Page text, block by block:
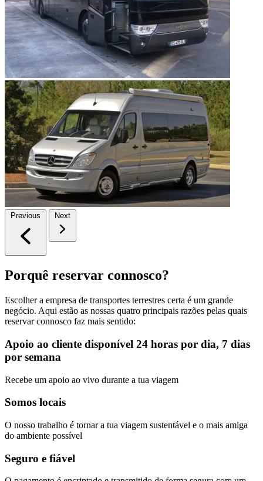
Previous Next
Porquê reservar connosco?
Escolher a empresa de transportes terrestres certa é um grande
negócio. Aqui estão as nossas quatro principais razões pelas quais
reservar connosco faz mais sentido:
Apoio ao cliente disponível 24 horas por dia, 7 dias
por semana
Recebe um apoio ao vivo durante a tua viagem
Somos locais
O nosso trabalho é tornar a tua viagem sustentável e o mais amiga
do ambiente possível
Seguro e fiável